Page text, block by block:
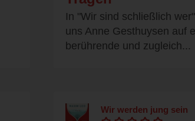
In "Wir sind schließlich
uns Anne Gesthuysen auf
berührende und zugleich...
Wir werden jung sein